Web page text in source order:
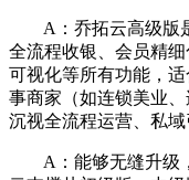
A：乔拓云高级版是
全流程收银、会员精
可视化等所有功能，
事商家（如连锁美业
沉视全流程运营、私域
A：能够无缝升级，